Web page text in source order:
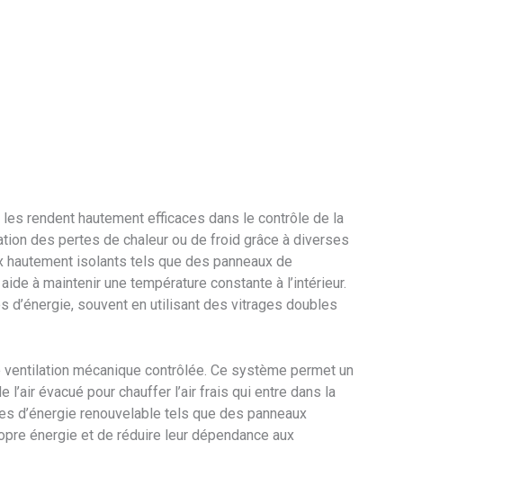
rendent hautement efficaces dans le contrôle de la
des pertes de chaleur ou de froid grâce à diverses
isolants tels que des panneaux de
à maintenir une température constante à l’intérieur.
souvent en utilisant des vitrages doubles
mécanique contrôlée. Ce système permet un
l’air évacué pour chauffer l’air frais qui entre dans la
d’énergie renouvelable tels que des panneaux
énergie et de réduire leur dépendance aux